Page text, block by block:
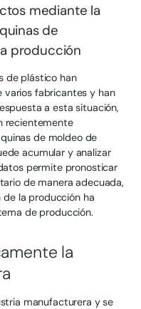
mediante la
de
producción
de plástico han
varios fabricantes y han
a esta situación,
recientemente
de moldeo de
acumular y analizar
permite pronosticar
de manera adecuada,
la producción ha
de producción.
la
manufacturera y se